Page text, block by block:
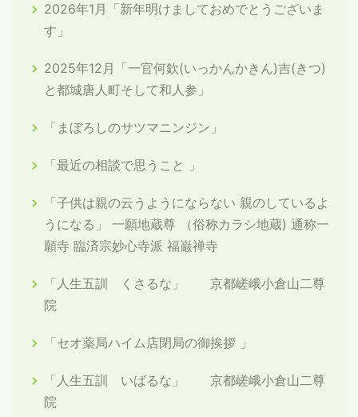
2026年1月「新年明けましておめでとうございま
す」
2025年12月「一官何欽(いっかんかきん)吉(きつ)
と都城唐人町そして和人参」
「まぼろしのサツマニンジン」
「最近の相談で思うこと 」
「子供は親の云うようにならない 親のしているよ
うになる」 一願地蔵尊 （俗称カラシ地蔵) 通称一
願寺 臨済宗妙心寺派 福巌禅寺
「人生五訓 くさるな」 京都嵯峨小倉山二尊
院
「セオ薬局ハイム店閉局の御挨拶 」
「人生五訓 いばるな」 京都嵯峨小倉山二尊
院